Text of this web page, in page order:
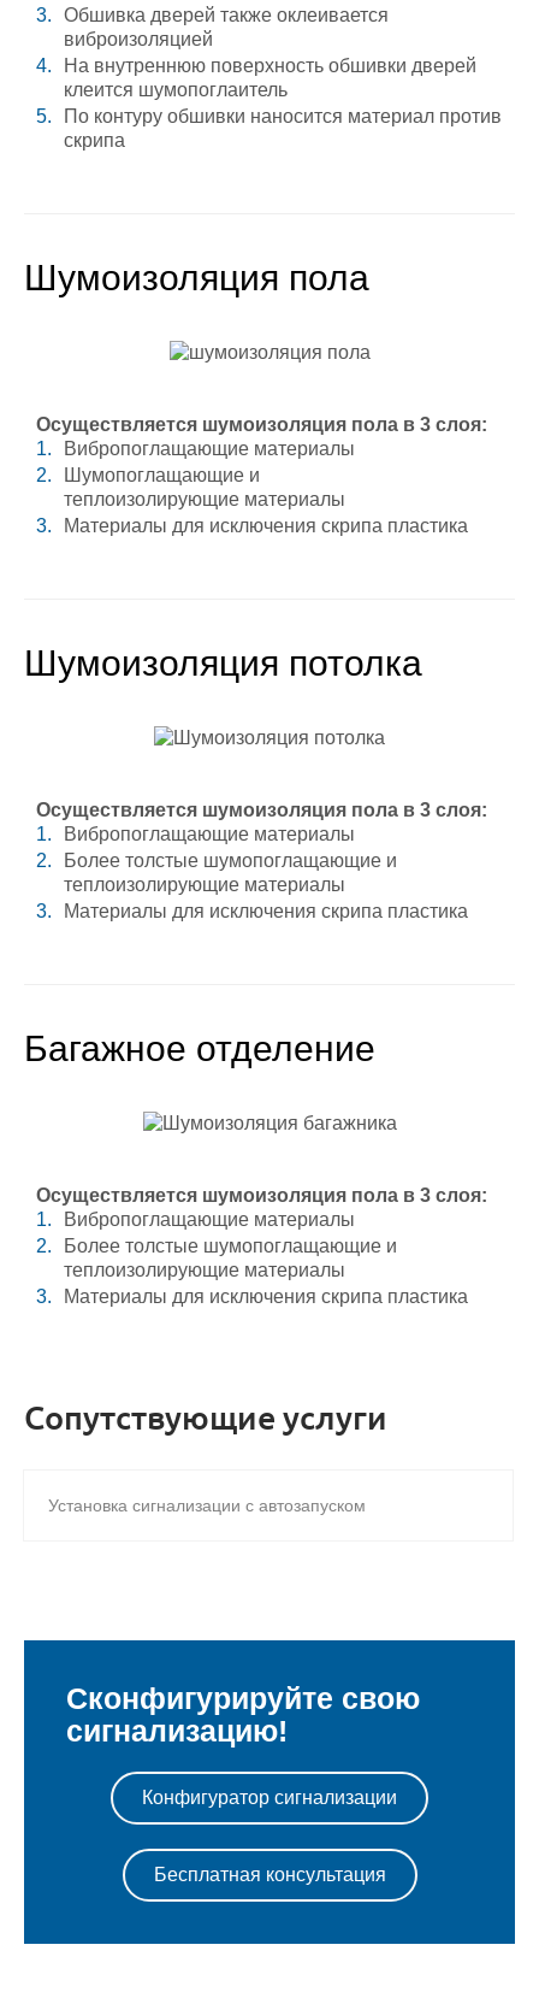
Обшивка дверей также оклеивается
виброизоляцией
На внутреннюю поверхность обшивки дверей
клеится шумопоглаитель
По контуру обшивки наносится материал против
скрипа
Шумоизоляция пола
Осуществляется шумоизоляция пола в 3 слоя:
Вибропоглащающие материалы
Шумопоглащающие и
теплоизолирующие материалы
Материалы для исключения скрипа пластика
Шумоизоляция потолка
Осуществляется шумоизоляция пола в 3 слоя:
Вибропоглащающие материалы
Более толстые шумопоглащающие и
теплоизолирующие материалы
Материалы для исключения скрипа пластика
Багажное отделение
Осуществляется шумоизоляция пола в 3 слоя:
Вибропоглащающие материалы
Более толстые шумопоглащающие и
теплоизолирующие материалы
Материалы для исключения скрипа пластика
Сопутствующие услуги
Установка сигнализации с автозапуском
Сконфигурируйте свою
сигнализацию!
Конфигуратор сигнализации
Бесплатная консультация